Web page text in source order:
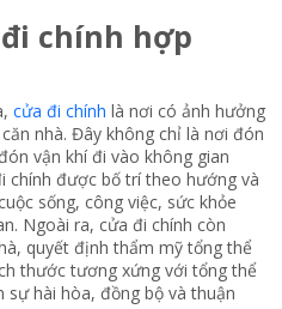
chính hợp
cửa đi chính là nơi có ảnh hưởng
nhà. Đây không chỉ là nơi đón
vận khí đi vào không gian
chính được bố trí theo hướng và
sống, công việc, sức khỏe
Ngoài ra, cửa đi chính còn
quyết định thẩm mỹ tổng thể
thước tương xứng với tổng thể
sự hài hòa, đồng bộ và thuận